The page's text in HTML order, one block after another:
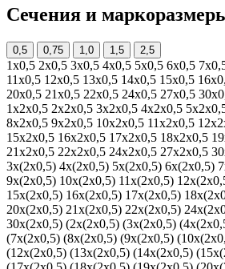
Сечения и
0,5 0,75 1,0 1,5 2,5
1х0,5 2х0,5 3х0,5 4х0,5 5х0,5 6х0,5
11х0,5 12х0,5 13х0,5 14х0,5 15х0,5
20х0,5 21х0,5 22х0,5 24х0,5 27х0,5
1х2х0,5 2х2х0,5 3х2х0,5 4х2х0,5
8х2х0,5 9х2х0,5 10х2х0,5 11х2х0,5
15х2х0,5 16х2х0,5 17х2х0,5 18х2х0,5
21х2х0,5 22х2х0,5 24х2х0,5 27х2х0,5
3х(2х0,5) 4х(2х0,5) 5х(2х0,5) 6х(2х0,5)
9х(2х0,5) 10х(2х0,5) 11х(2х0,5)
15х(2х0,5) 16х(2х0,5) 17х(2х0,5)
20х(2х0,5) 21х(2х0,5) 22х(2х0,5)
30х(2х0,5) (2х(2х0,5) (3х(2х0,5)
(7х(2х0,5) (8х(2х0,5) (9х(2х0,5)
(12х(2х0,5) (13х(2х0,5) (14х(2х0,5)